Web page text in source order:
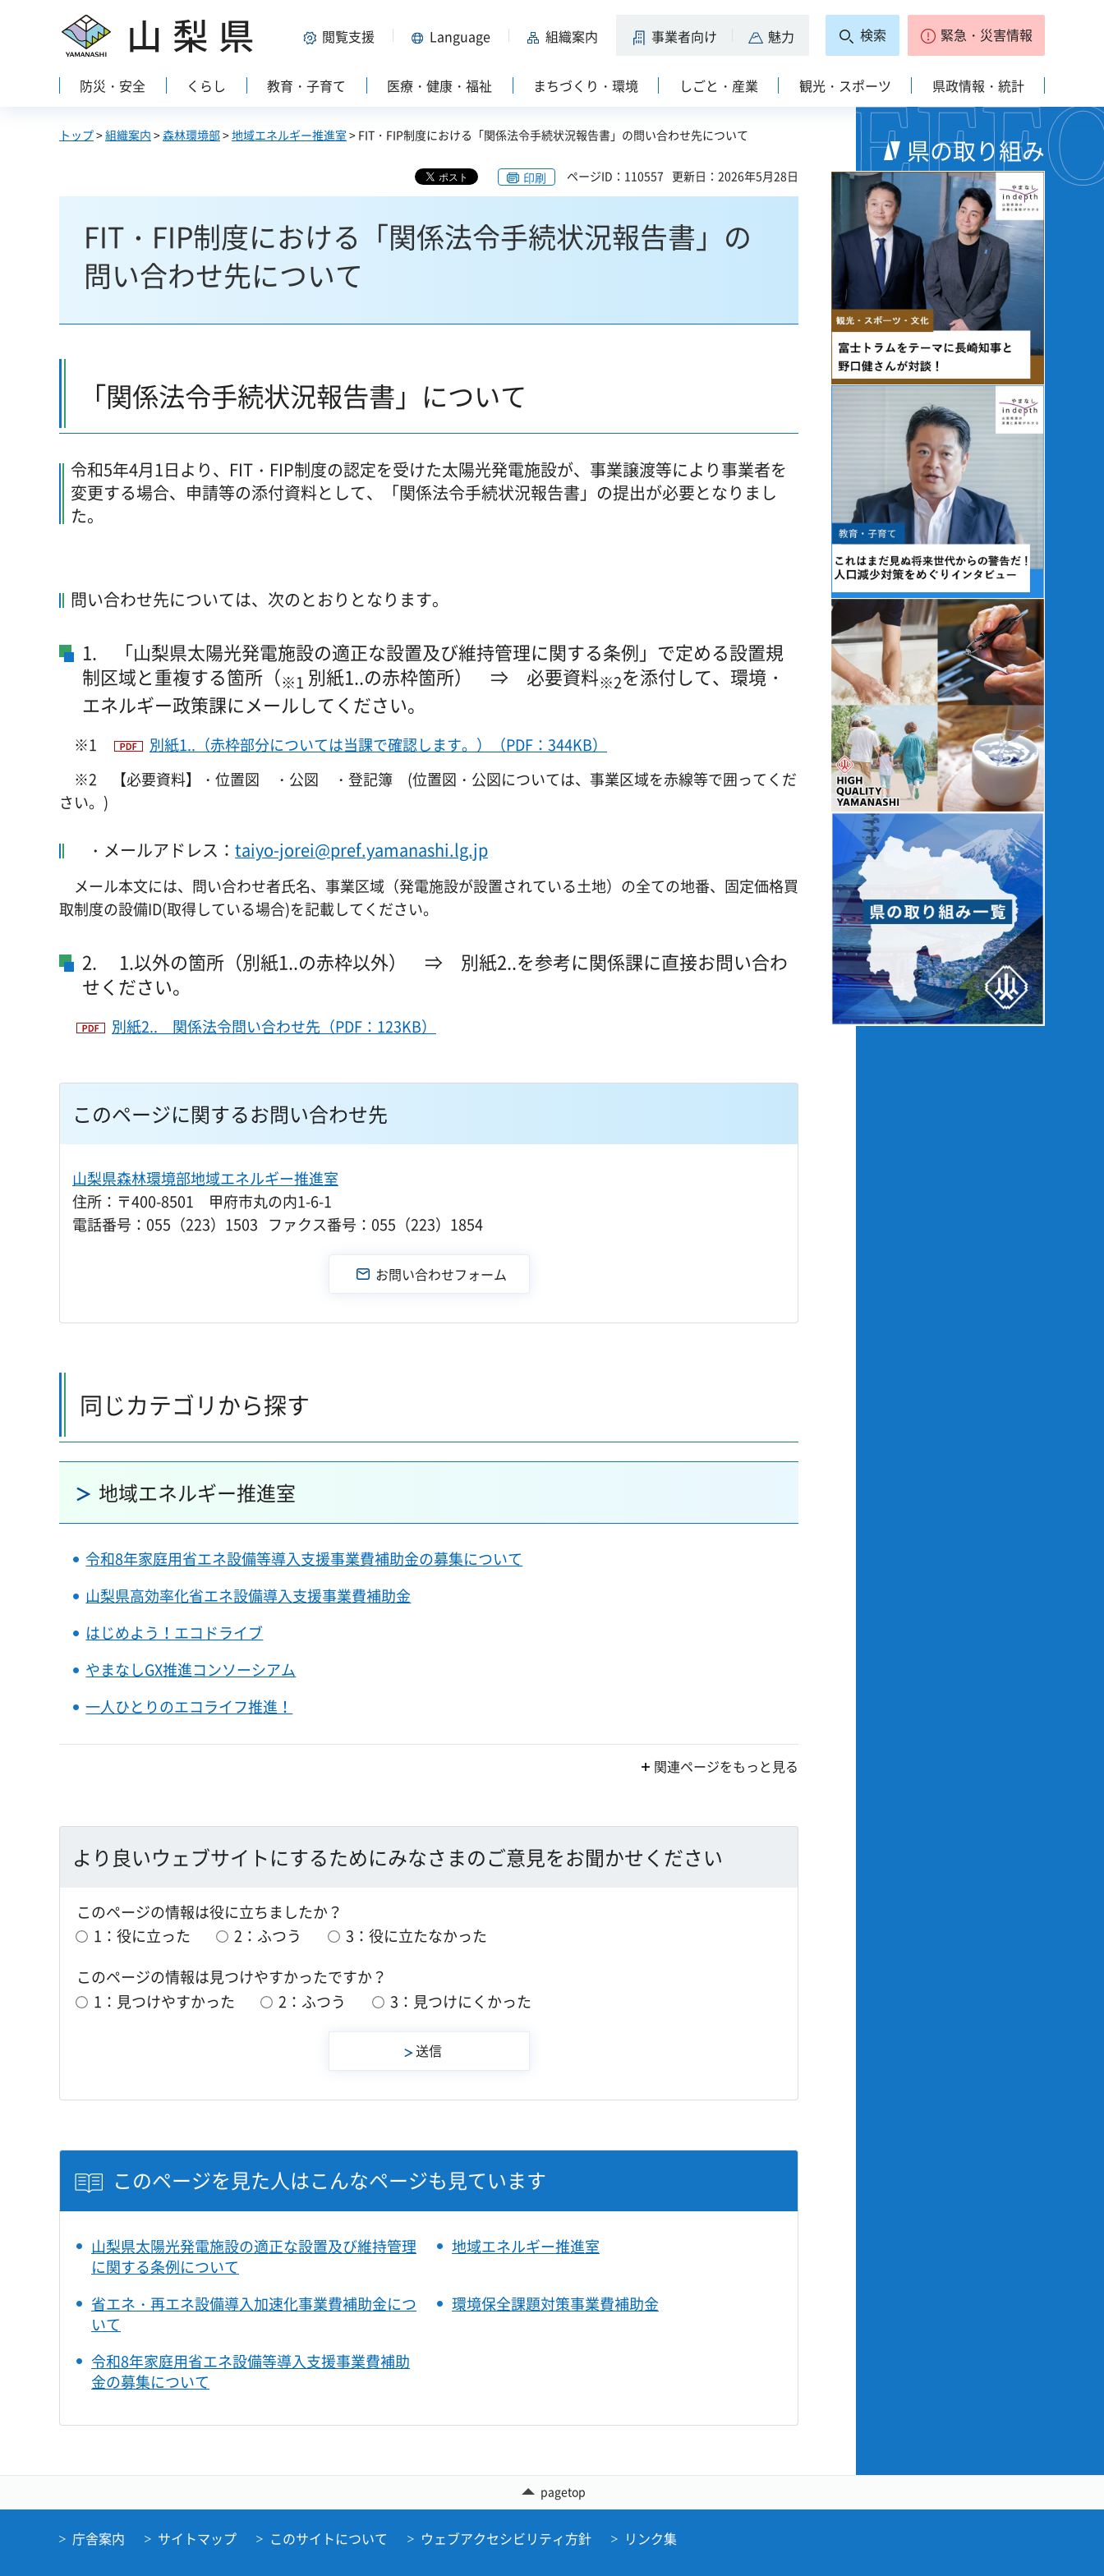
山梨県 閲覧支援 Language 組織案内 事業者向け 魅力 検索 緊急・災害情報
防災・安全 くらし 教育・子育て 医療・健康・福祉 まちづくり・環境 しごと・産業 観光・スポーツ 県政情報・統計
トップ>組織案内 >森林環境部>地域エネルギー推進室 > FIT・FIP制度における「関係法令手続状況報告書」の問い合わせ先について
印刷 ページID：110557 更新日：2026年5月28日
FIT・FIP制度における「関係法令手続状況報告書」の
問い合わせ先について
「関係法令手続状況報告書」について
令和5年4月1日より、FIT・FIP制度の認定を受けた太陽光発電施設が、事業譲渡等により事業者を
変更する場合、申請等の添付資料として、「関係法令手続状況報告書」の提出が必要となりまし
た。
問い合わせ先については、次のとおりとなります。
1. 「山梨県太陽光発電施設の適正な設置及び維持管理に関する条例」で定める設置規
制区域と重複する箇所（※1 別紙1..の赤枠箇所） ⇒ 必要資料※2を添付して、環境・
エネルギー政策課にメールしてください。
※1
別紙1..（赤枠部分については当課で確認します。）（PDF：344KB）
※2 【必要資料】・位置図 ・公図 ・登記簿 (位置図・公図については、事業区域を赤線等で囲ってくだ
さい。)
・メールアドレス： taiyo-jorei@pref.yamanashi.lg.jp
メール本文には、問い合わせ者氏名、事業区域（発電施設が設置されている土地）の全ての地番、固定価格買
取制度の設備ID(取得している場合)を記載してください。
2. 1.以外の箇所（別紙1..の赤枠以外） ⇒ 別紙2..を参考に関係課に直接お問い合わ
せください。
別紙2.. 関係法令問い合わせ先（PDF：123KB）
このページに関するお問い合わせ先
山梨県森林環境部地域エネルギー推進室
住所：〒400-8501 甲府市丸の内1-6-1
電話番号：055（223）1503 ファクス番号：055（223）1854
同じカテゴリから探す
地域エネルギー推進室
令和8年家庭用省エネ設備等導入支援事業費補助金の募集について
山梨県高効率化省エネ設備導入支援事業費補助金
はじめよう！エコドライブ
やまなしGX推進コンソーシアム
一人ひとりのエコライフ推進！
関連ページをもっと見る
より良いウェブサイトにするためにみなさまのご意見をお聞かせください
このページの情報は役に立ちましたか？
1：役に立った
2：ふつう
3：役に立たなかった
このページの情報は見つけやすかったですか？
1：見つけやすかった
2：ふつう 3：見つけにくかった
このページを見た人はこんなページも見ています
山梨県太陽光発電施設の適正な設置及び維持管理
に関する条例について
地域エネルギー推進室
省エネ・再エネ設備導入加速化事業費補助金につ
いて
環境保全課題対策事業費補助金
令和8年家庭用省エネ設備等導入支援事業費補助
金の募集について
県の取り組み
pagetop
庁舎案内 サイトマップ このサイトについて ウェブアクセシビリティ方針 リンク集